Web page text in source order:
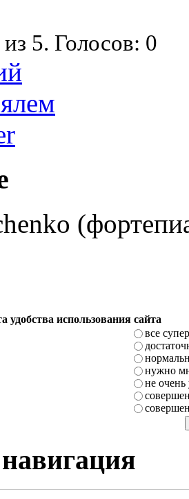
из 5. Голосов: 0
удобства использования сайта
все супер
нужно
не очень